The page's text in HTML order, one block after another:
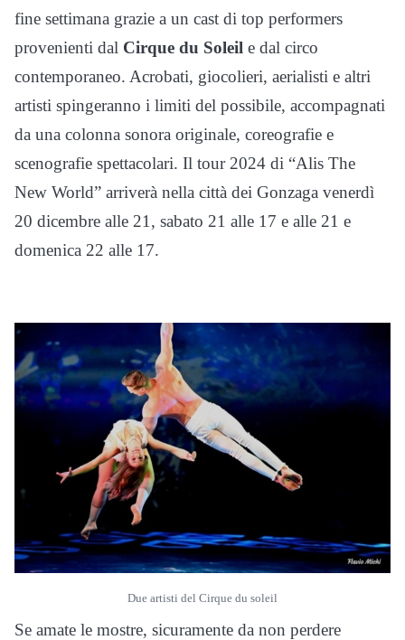
fine settimana grazie a un cast di top performers
provenienti dal Cirque du Soleil e dal circo
contemporaneo. Acrobati, giocolieri, aerialisti e altri
artisti spingeranno i limiti del possibile, accompagnati
da una colonna sonora originale, coreografie e
scenografie spettacolari. Il tour 2024 di “Alis The
New World” arriverà nella città dei Gonzaga venerdì
20 dicembre alle 21, sabato 21 alle 17 e alle 21 e
domenica 22 alle 17.
Due artisti del Cirque du soleil
Se amate le mostre, sicuramente da non perdere